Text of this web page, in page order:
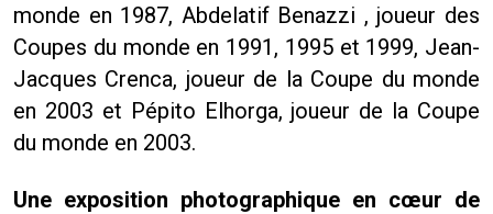
monde en 1987, Abdelatif Benazzi , joueur des
Coupes du monde en 1991, 1995 et 1999, Jean-
Jacques Crenca, joueur de la Coupe du monde
en 2003 et Pépito Elhorga, joueur de la Coupe
du monde en 2003.
Une exposition photographique en cœur de